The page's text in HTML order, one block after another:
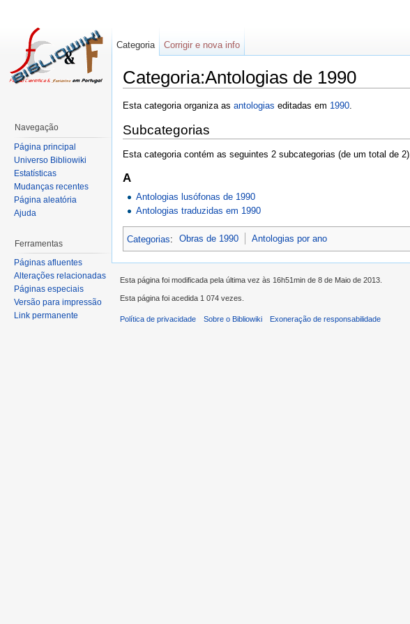
Categoria:Antologias de 1990
Esta categoria organiza as antologias editadas em 1990.
Subcategorias
Esta categoria contém as seguintes 2 subcategorias (de um total de 2).
A
Antologias lusófonas de 1990
Antologias traduzidas em 1990
Categorias: Obras de 1990 Antologias por ano
Categoria Corrigir e nova info
Navegação
Página principal
Universo Bibliowiki
Estatísticas
Mudanças recentes
Página aleatória
Ajuda
Ferramentas
Páginas afluentes
Alterações relacionadas
Páginas especiais
Versão para impressão
Link permanente
Esta página foi modificada pela última vez às 16h51min de 8 de Maio de 2013.
Esta página foi acedida 1 074 vezes.
Política de privacidade Sobre o Bibliowiki Exoneração de responsabilidade